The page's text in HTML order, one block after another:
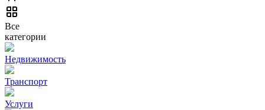
Все
категории
Недвижимость
Транспорт
Услуги